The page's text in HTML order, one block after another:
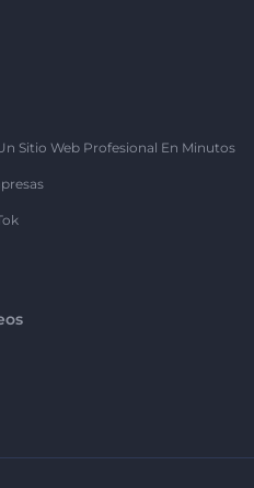
Sitio Web Profesional En Minutos